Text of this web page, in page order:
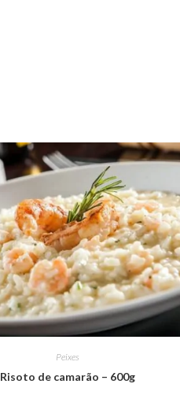
Peixes
Risoto de camarão – 600g